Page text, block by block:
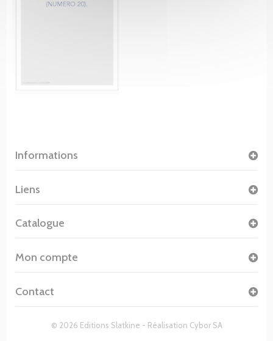
Informations
© 2026 Editions Slatkine - Réalisation Cybor SA
Liens
Catalogue
Mon compte
Contact